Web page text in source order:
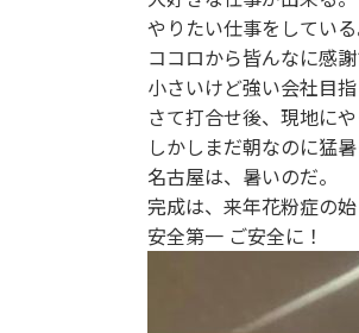
やりたい仕事をしている
ココロから皆んなに感謝
小さいけど強い会社目指
さて打合せ後、現地に
しかしまだ朝なのに猛暑
名古屋は、暑いのだ。
完成は、来年花粉症の
安全第一 ご安全に！